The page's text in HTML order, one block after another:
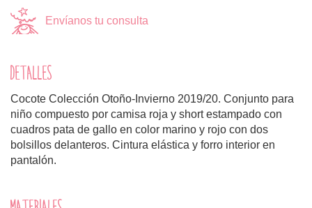
Envíanos tu consulta
DETALLES
Cocote Colección Otoño-Invierno 2019/20. Conjunto para
niño compuesto por camisa roja y short estampado con
cuadros pata de gallo en color marino y rojo con dos
bolsillos delanteros. Cintura elástica y forro interior en
pantalón.